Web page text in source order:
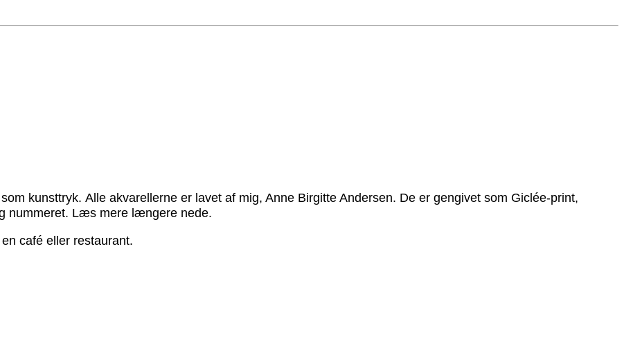
kunsttryk. Alle akvarellerne er lavet af mig, Anne Birgitte Andersen. De er gengivet som Giclée-print,
nummeret. Læs mere længere nede.
café eller restaurant.